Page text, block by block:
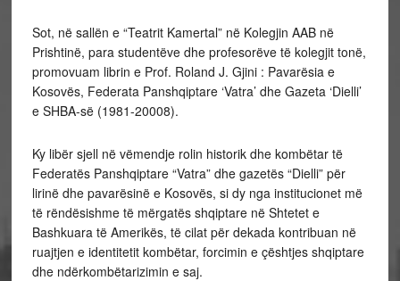
Sot, në sallën e “Teatrit Kamertal” në Kolegjin AAB në
Prishtinë, para studentëve dhe profesorëve të kolegjit tonë,
promovuam librin e Prof. Roland J. Gjini : Pavarësia e
Kosovës, Federata Panshqiptare ‘Vatra’ dhe Gazeta ‘Dielli’
e SHBA-së (1981-20008).
Ky libër sjell në vëmendje rolin historik dhe kombëtar të
Federatës Panshqiptare “Vatra” dhe gazetës “Dielli” për
lirinë dhe pavarësinë e Kosovës, si dy nga institucionet më
të rëndësishme të mërgatës shqiptare në Shtetet e
Bashkuara të Amerikës, të cilat për dekada kontribuan në
ruajtjen e identitetit kombëtar, forcimin e çështjes shqiptare
dhe ndërkombëtarizimin e saj.